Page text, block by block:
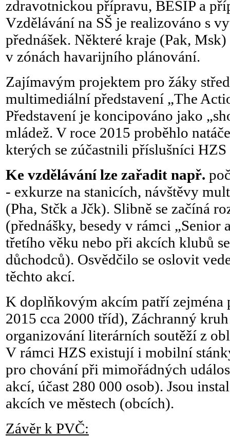
zdravotnickou přípravu, BESIP a
Vzdělávání na SŠ je realizováno s
přednášek. Některé kraje (Pak,
v zónách havarijního plánování.
Zajímavým projektem pro žáky
multimediální představení „The
Představení je koncipováno jako
mládež. V roce 2015 proběhlo
kterých se zúčastnili příslušníci HZS
Ke vzdělávání lze zařadit např.
- exkurze na stanicích, návštěvy
(Pha, Stčk a Jčk). Slibně se začíná
(přednášky, besedy v rámci „Senior
třetího věku nebo při akcích klubů
důchodců). Osvědčilo se oslovit
těchto akcí.
K doplňkovým akcím patří zejména
2015 cca 2000 tříd), Záchranný
organizování literárních soutěží z
V rámci HZS existují i mobilní
pro chování při mimořádných
akcí, účast 280 000 osob). Jsou
akcích ve městech (obcích).
Závěr k PVČ: